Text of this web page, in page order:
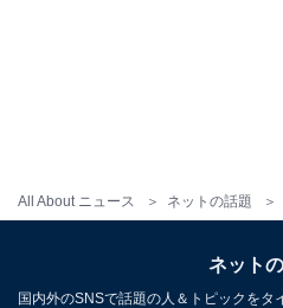
All About ニュース ネットの話題
ネット
国内外のSNSで話題の人＆トピックをタ